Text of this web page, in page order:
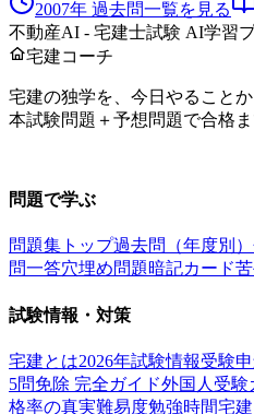
2007年 過去問一覧を見る
不動産AI - 宅建士試験 AI学習
宅建コーチ
宅建の独学を、今日やることか
本試験問題＋予想問題で合格ま
問題で学ぶ
問題集トップ過去問（年度別）
問一答穴埋め問題暗記カード
試験情報・対策
宅建とは2026年試験情報受験
5問免除 完全ガイド外国人受験
格率の真実難易度勉強時間宅